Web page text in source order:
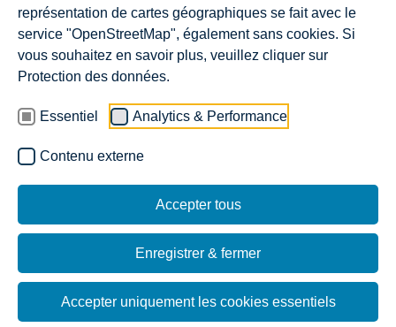
représentation de cartes géographiques se fait avec le
service "OpenStreetMap", également sans cookies. Si
vous souhaitez en savoir plus, veuillez cliquer sur
Protection des données.
Essentiel Analytics & Performance
Contenu externe
Accepter tous
Enregistrer & fermer
Accepter uniquement les cookies essentiels